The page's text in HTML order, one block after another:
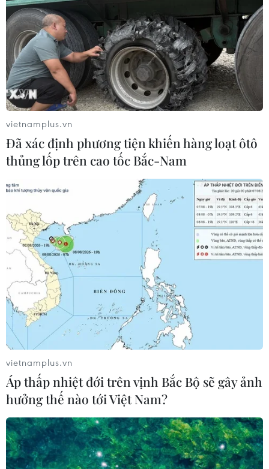
vietnamplus.vn
Đã xác định phương tiện khiến hàng loạt ôtô
thủng lốp trên cao tốc Bắc-Nam
vietnamplus.vn
Áp thấp nhiệt đới trên vịnh Bắc Bộ sẽ gây ảnh
hưởng thế nào tới Việt Nam?